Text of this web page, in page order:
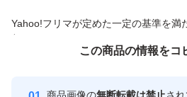
Yahoo!フリマが定めた一定の基準を満
付与しています
安心取引出品者
この商品の情報をコ
この商品をみている人にオススメ